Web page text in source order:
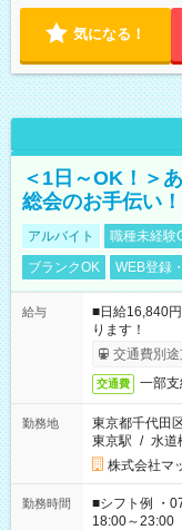
気になる！
＜1日～OK！＞
総会のお手伝い！
アルバイト 職種未経験
ブランクOK
WEB登録
給与
■日給16,840
ります！
交通費別途
交通費 一部
勤務地
東京都千代田
東京駅 / 水道
株式会社マ
勤務時間
■シフト例 ・
18:00～23:00